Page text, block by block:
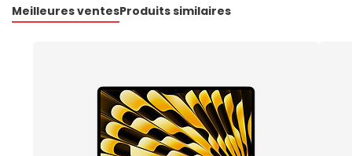
Meilleures ventesProduits similaires